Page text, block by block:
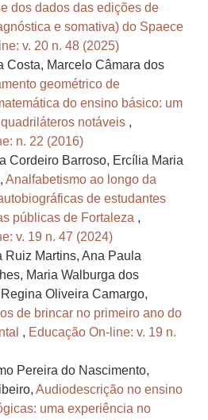
dos dados das edições de
e somativa) do Spaece
v. 20 n. 48 (2025)
Costa, Marcelo Câmara dos
geométrico de
do ensino básico: um
notáveis ,
n. 22 (2016)
Cordeiro Barroso, Ercília Maria
Analfabetismo ao longo da
de estudantes
públicas de Fortaleza ,
v. 19 n. 47 (2024)
Ruiz Martins, Ana Paula
Maria Walburga dos
Oliveira Camargo,
de brincar no primeiro ano do
, Educação On-line: v. 19 n.
Pereira do Nascimento,
Audiodescrição no ensino
uma experiência no